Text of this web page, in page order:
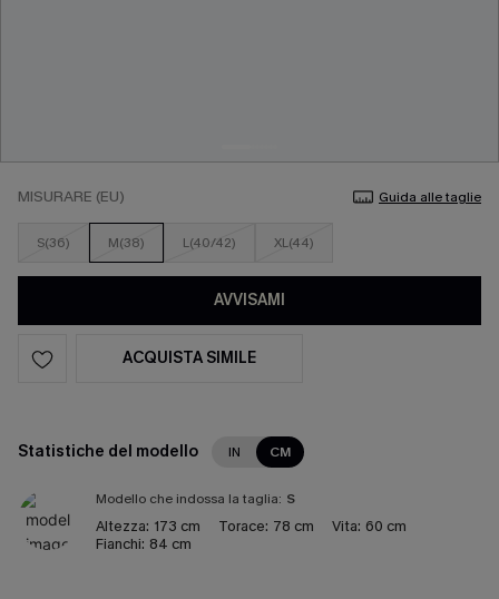
MISURARE (EU) Guida alle taglie
S(36) M(38) L(40/42) XL(44)
AVVISAMI
ACQUISTA SIMILE
Statistiche del modello IN CM
Modello che indossa la taglia: S
Altezza: 173 cm Torace: 78 cm Vita: 60 cm
Fianchi: 84 cm